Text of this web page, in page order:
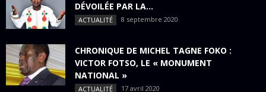
DÉVOILÉE PAR LA...
ACTUALITÉ 8 septembre 2020
CHRONIQUE DE MICHEL TAGNE FOKO :
VICTOR FOTSO, LE « MONUMENT
NATIONAL »
ACTUALITÉ 17 avril 2020